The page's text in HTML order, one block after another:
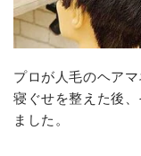
プロが人毛のヘア
寝ぐせを整えた後
ました。